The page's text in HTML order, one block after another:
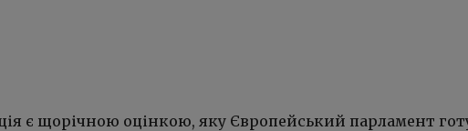
є щорічною оцінкою, яку Європейський парламент